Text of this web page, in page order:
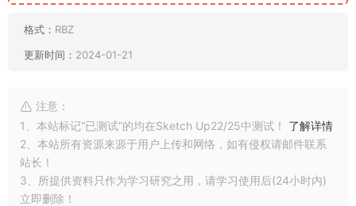
格式： RBZ
更新时间： 2024-01-21
注意：
1、本站标记“已测试”的均在Sketch Up22/25中测试！ 了解详情
2、本站所有资源来源于用户上传和网络，如有侵权请邮件联系
站长！
3、所提供资料只作为学习研究之用，请学习使用后(24小时内)
立即删除！